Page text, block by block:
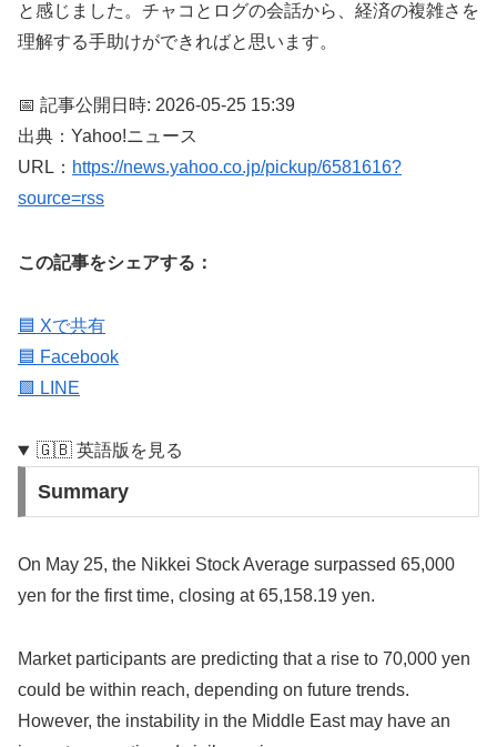
と感じました。チャコとログの会話から、経済の複雑さを
理解する手助けができればと思います。
📅 記事公開日時: 2026-05-25 15:39
出典：Yahoo!ニュース
URL： https://news.yahoo.co.jp/pickup/6581616?
source=rss
この記事をシェアする：
🟦 Xで共有
🟦 Facebook
🟩 LINE
🇬🇧 英語版を見る
Summary
On May 25, the Nikkei Stock Average surpassed 65,000
yen for the first time, closing at 65,158.19 yen.
Market participants are predicting that a rise to 70,000 yen
could be within reach, depending on future trends.
However, the instability in the Middle East may have an